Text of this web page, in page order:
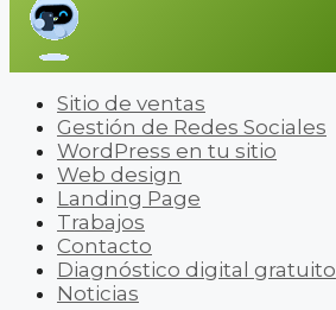
Sitio de ventas
Gestión de Redes Sociales
WordPress en tu sitio
Web design
Landing Page
Trabajos
Contacto
Diagnóstico digital gratuito
Noticias